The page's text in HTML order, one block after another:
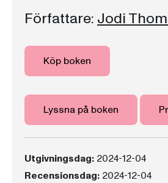
Författare: Jodi
Köp boken
Lyssna på boken
Utgivningsdag: 2024-12-04
Recensionsdag: 2024-12-04